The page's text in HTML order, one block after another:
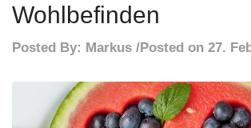
Wohlbefinden
Posted By: Markus Posted on 27.